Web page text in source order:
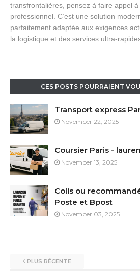
transfrontalières, pensez à faire appel
professionnel. C’est une solution
parfaitement adaptée aux exigences
la logistique et des services ultra-
CES POSTS POURRAIENT
Transport express
November 22, 2025
Coursier Paris -
November 13, 2025
Colis ou
Poste et Bpost
November 03, 2025
PLUS RÉCENTE